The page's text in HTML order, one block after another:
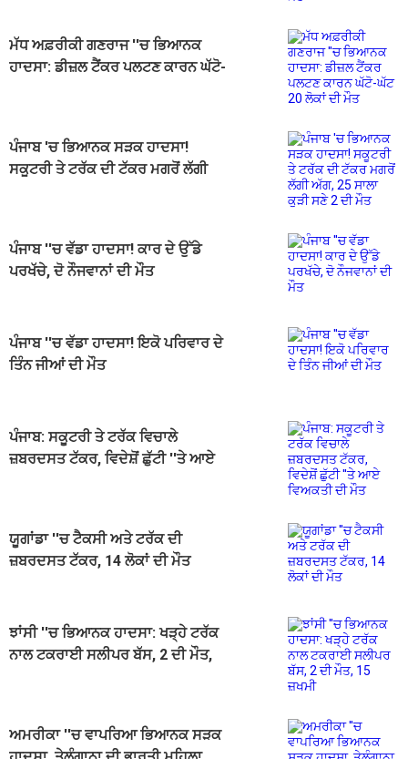
ਮੱਧ ਅਫ਼ਰੀਕੀ ਗਣਰਾਜ ''ਚ ਭਿਆਨਕ
ਹਾਦਸਾ: ਡੀਜ਼ਲ ਟੈਂਕਰ ਪਲਟਣ ਕਾਰਨ ਘੱਟੋ-
ਪੰਜਾਬ 'ਚ ਭਿਆਨਕ ਸੜਕ ਹਾਦਸਾ!
ਸਕੂਟਰੀ ਤੇ ਟਰੱਕ ਦੀ ਟੱਕਰ ਮਗਰੋਂ ਲੱਗੀ
ਪੰਜਾਬ ''ਚ ਵੱਡਾ ਹਾਦਸਾ! ਕਾਰ ਦੇ ਉੱਡੇ
ਪਰਖੱਚੇ, ਦੋ ਨੌਜਵਾਨਾਂ ਦੀ ਮੌਤ
ਪੰਜਾਬ ''ਚ ਵੱਡਾ ਹਾਦਸਾ! ਇਕੋ ਪਰਿਵਾਰ ਦੇ
ਤਿੰਨ ਜੀਆਂ ਦੀ ਮੌਤ
ਪੰਜਾਬ: ਸਕੂਟਰੀ ਤੇ ਟਰੱਕ ਵਿਚਾਲੇ
ਜ਼ਬਰਦਸਤ ਟੱਕਰ, ਵਿਦੇਸ਼ੋਂ ਛੁੱਟੀ ''ਤੇ ਆਏ
ਯੂਗਾਂਡਾ ''ਚ ਟੈਕਸੀ ਅਤੇ ਟਰੱਕ ਦੀ
ਜ਼ਬਰਦਸਤ ਟੱਕਰ, 14 ਲੋਕਾਂ ਦੀ ਮੌਤ
ਝਾਂਸੀ ''ਚ ਭਿਆਨਕ ਹਾਦਸਾ: ਖੜ੍ਹੇ ਟਰੱਕ
ਨਾਲ ਟਕਰਾਈ ਸਲੀਪਰ ਬੱਸ, 2 ਦੀ ਮੌਤ,
ਅਮਰੀਕਾ ''ਚ ਵਾਪਰਿਆ ਭਿਆਨਕ ਸੜਕ